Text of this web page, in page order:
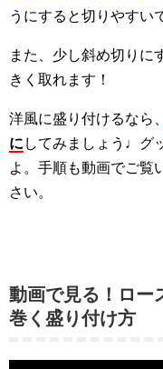
うにすると切りやすい
また、少し斜め切りに
きく取れます！
洋風に盛り付けるなら、
に してみましょう♩グ
よ。手順も動画でご覧
さい。
動画で見る！ロー
巻く盛り付け方